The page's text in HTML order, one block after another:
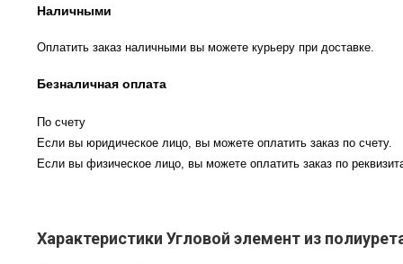
Наличными
Оплатить заказ наличными вы можете курьеру при доставке.
Безналичная оплата
По счету
Если вы юридическое лицо, вы можете оплатить заказ по счету.
Если вы физическое лицо, вы можете оплатить заказ по
Характеристики Угловой элемент из